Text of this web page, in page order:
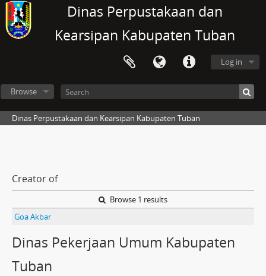
Dinas Perpustakaan dan
Kearsipan Kabupaten Tuban
Log in
Browse
Dinas Perpustakaan dan Kearsipan Kabupaten Tuban
Creator of
Browse 1 results
Goa Akbar
Dinas Pekerjaan Umum Kabupaten
Tuban